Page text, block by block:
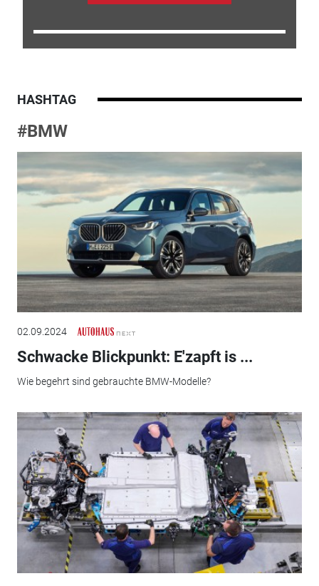
HASHTAG
#BMW
02.09.2024
Schwacke Blickpunkt: E'zapft is ...
Wie begehrt sind gebrauchte BMW-Modelle?